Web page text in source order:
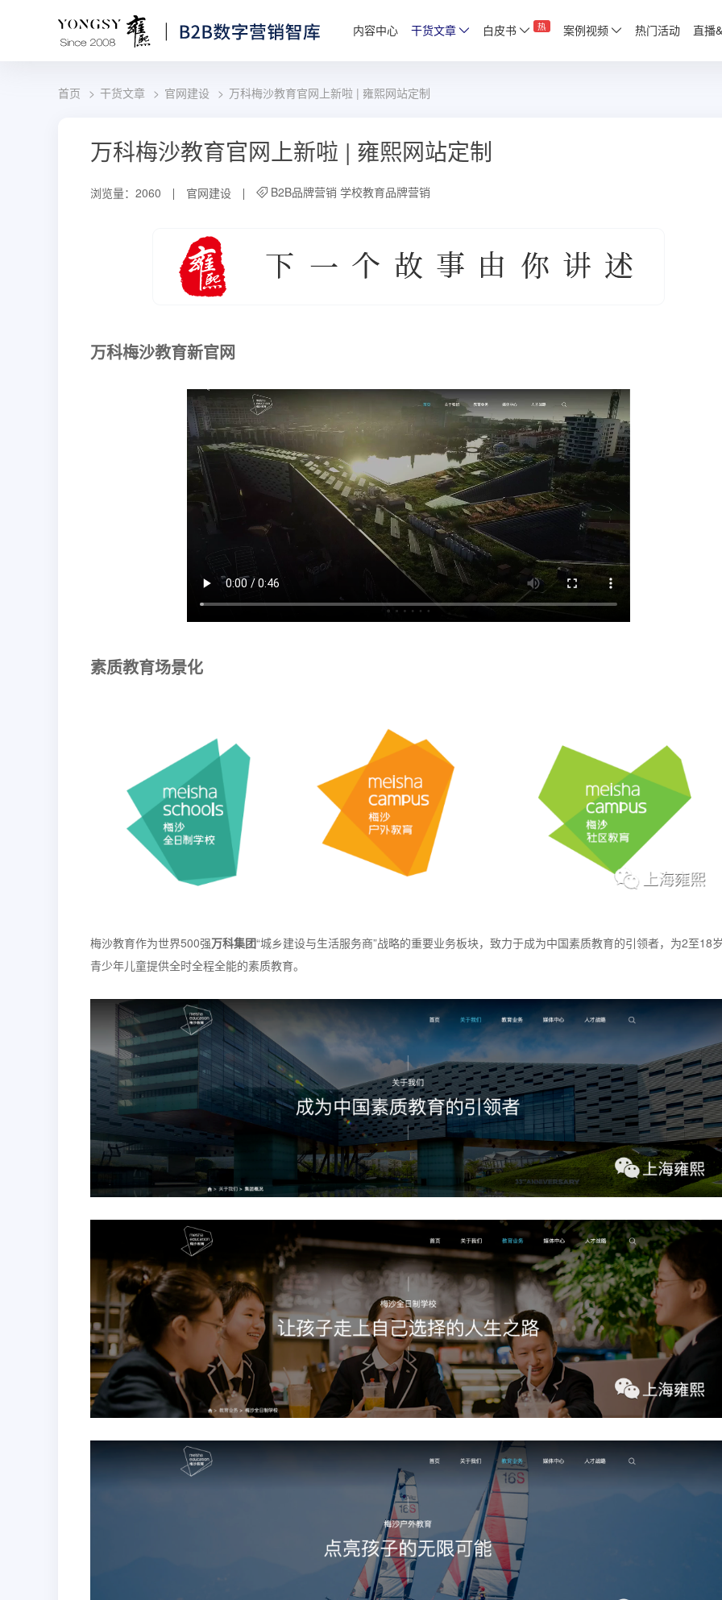
内容中心 干货文章 白皮书 热 案例视频 热门活动 直播
首页 干货文章 官网建设 万科梅沙教育官网上新啦 | 雍熙网站定制
万科梅沙教育官网上新啦 | 雍熙网站定制
浏览量：2060 官网建设 B2B品牌营销 学校教育品牌营销
万科梅沙教育新官网
素质教育场景化
梅沙教育作为世界500强万科集团“城乡建设与生活服务商”战略的重要业务板块，致力于成为中国素质教育的引领者，为2至18
青少年儿童提供全时全程全能的素质教育。